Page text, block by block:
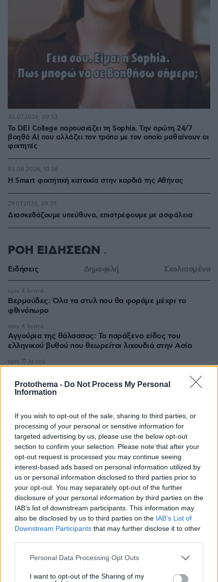
Protothema - Do Not Process My Personal
Information
If you wish to opt-out of the sale, sharing to third parties, or
processing of your personal or sensitive information for
targeted advertising by us, please use the below opt-out
section to confirm your selection. Please note that after your
opt-out request is processed you may continue seeing
interest-based ads based on personal information utilized by
us or personal information disclosed to third parties prior to
your opt-out. You may separately opt-out of the further
disclosure of your personal information by third parties on the
IAB’s list of downstream participants. This information may
also be disclosed by us to third parties on the IAB’s List of
Downstream Participants that may further disclose it to other
Please note that this website/app uses one or more Google
not limited to your visit or usage behaviour. You may click to
Personal Data Processing Opt Outs
I want to opt-out of the Sharing of my
Το DEI College παρουσιάζει τη Sophia. Την πρώτη 24/7
βοηθό AI που αλλάζει τον τρόπο με τον οποίο μαθαίνουν οι
φοιτητές
30.07.2026, 09:33
Η Smart φοιτητική κατοικία στην καρδιά της Αθήνας
03.08.2026, 10:56
Διασκεδάζουμε υπεύθυνα, επιστρέφουμε με ασφάλεια
29.07.2026, 09:39
ΡΟΗ ΕΙΔΗΣΕΩΝ
Ειδήσεις Δημοφιλή Σχολιασμένα
Βερμούδες: Όλα τα στυλ που θα φοράμε μέχρι το
φθινόπωρο
πριν 4 λεπτά
Αγγούρια της θάλασσας: Το παράξενο είδος του
ελληνικού βυθού που θεωρείται λιχουδιά στην Ασία
πριν 4 λεπτά
νησιών
πριν 11 λεπτά
του Σαλάχ: Θα παίρνει 17 εκατομμύρια τον χρόνο
πριν 15 λεπτά
Στην Ίμπιζα με τον νέο της σύντροφο η Κιάρα Φεράνι
πριν 19 λεπτά
Το «πριν και το μετά» της πρόσκρουσης του πυραύλου
της SpaceX στη Σελήνη: Τι δείχνουν φωτογραφίες
κορεατικής συσκευής
πριν 22 λεπτά
Μάχη με τις φλόγες εν μέσω καύσωνα στα Βαλκάνια:
Πυρκαγιές σε Σερβία και Αλβανία με θερμοκρασίες έως
40 βαθμούς
πριν 22 λεπτά
Πέθανε το άσπρο κουτάβι που συμβίωνε με αγέλη
δείτε βίντεο